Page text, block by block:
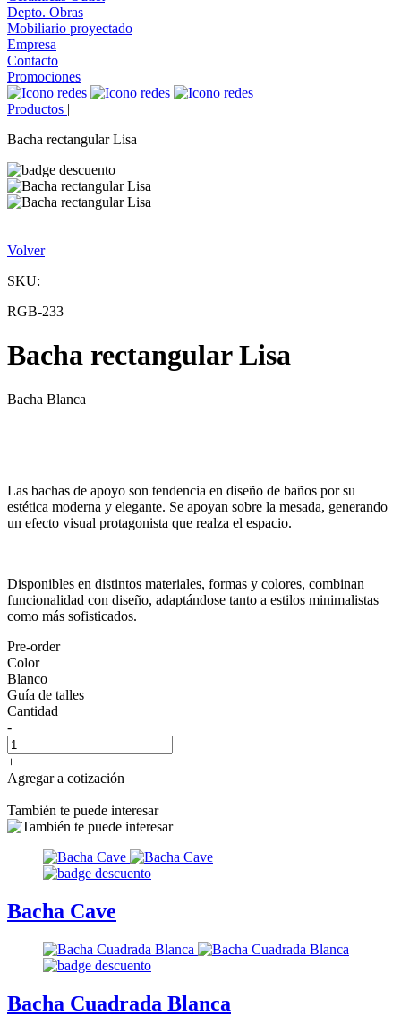
Depto. Obras
Mobiliario proyectado
Empresa
Contacto
Promociones
Productos |
Bacha rectangular Lisa
Volver
SKU:
RGB-233
Bacha rectangular Lisa
Bacha Blanca
Las bachas de apoyo son tendencia en diseño de baños por su
estética moderna y elegante. Se apoyan sobre la mesada, generando
un efecto visual protagonista que realza el espacio.
Disponibles en distintos materiales, formas y colores, combinan
funcionalidad con diseño, adaptándose tanto a estilos minimalistas
como más sofisticados.
Pre-order
Color
Blanco
Guía de talles
Cantidad
-
+
Agregar a cotización
También te puede interesar
Bacha Cave
Bacha Cuadrada Blanca